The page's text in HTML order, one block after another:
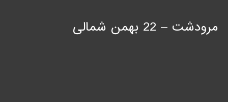
مرودشت – 22 بهمن شمالی